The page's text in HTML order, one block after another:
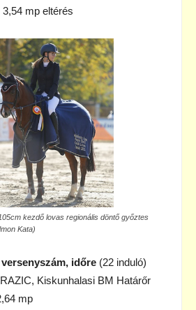
mp eltérés
kezdő lovas regionális döntő győztes
Kata)
időre (22 induló)
Kiskunhalasi BM Határőr
mp